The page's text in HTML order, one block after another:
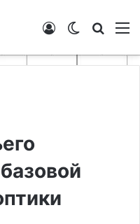
Switch skin
Войти